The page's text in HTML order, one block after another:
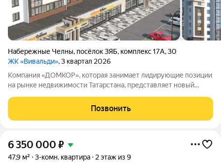
Набережные Челны, посёлок ЗЯБ, комплекс 17А,30
ЖК «Вивальди», 3 квартал 2026
Компания «ДОМКОР», которая занимает лидирующие позиции
на рынке недвижимости Татарстана, представляет новый
комфорткласс на новый уровень: здесь созданы все условия
для динамичной и благополучной жизни.
Позвонить
6 350 000 ₽
47,9 м² 3-комн. квартира 2 этаж из 9